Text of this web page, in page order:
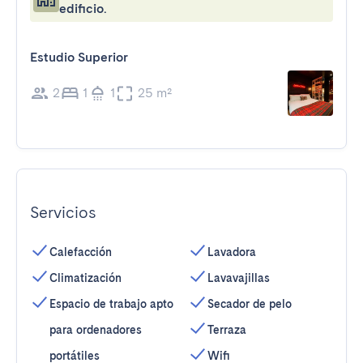
edificio.
Estudio Superior
2 1 1 25 m²
Servicios
Calefacción
Climatización
Espacio de trabajo apto
para ordenadores
portátiles
Lavadora
Lavavajillas
Secador de pelo
Terraza
Wifi